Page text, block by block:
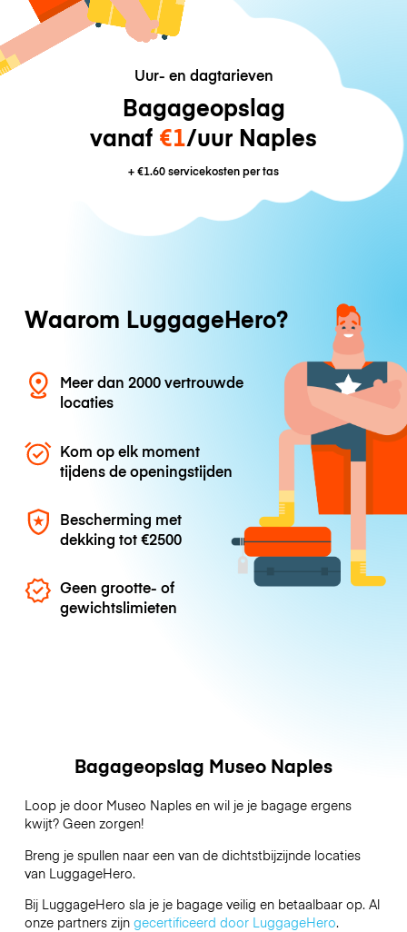
Uur- en dagtarieven
Bagageopslag
vanaf €1/uur Naples
+€1.60servicekosten per tas
Waarom LuggageHero?
Meer dan 2000 vertrouwde
locaties
Kom op elk moment
tijdens de openingstijden
Bescherming met
dekking tot€2500
Geen grootte- of
gewichtslimieten
Bagageopslag Museo Naples
Loop je door Museo Naples en wil je je bagage ergens
kwijt? Geen zorgen!
Breng je spullen naar een van de dichtstbijzijnde locaties
van LuggageHero.
Bij LuggageHero sla je je bagage veilig en betaalbaar op. Al
onze partners zijn gecertificeerd door LuggageHero.